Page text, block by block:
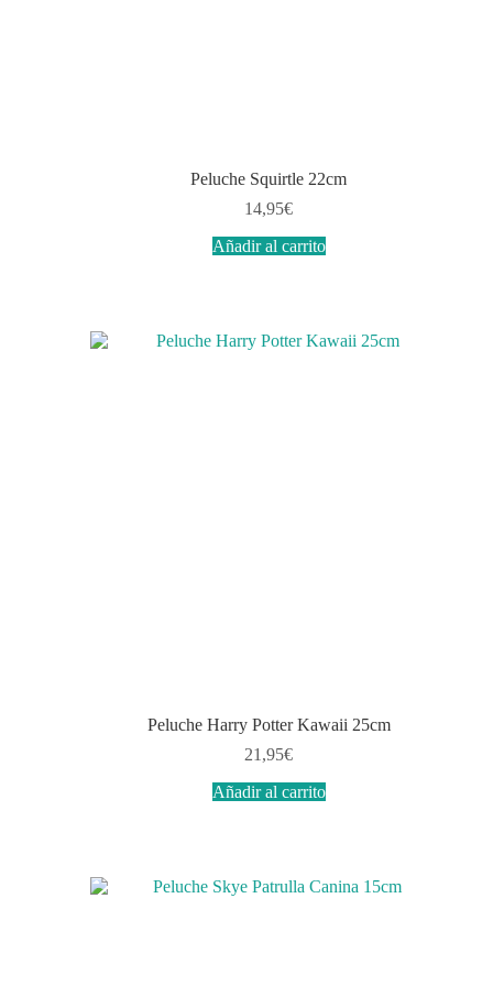
Peluche Squirtle 22cm
14,95€
Añadir al carrito
Peluche Harry Potter Kawaii 25cm
21,95€
Añadir al carrito